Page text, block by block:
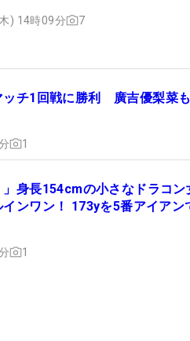
) 14時09分 7
ッチ1回戦に勝利 廣吉優梨菜
1
」身長154cmの小さなドラコ
ンワン！ 173yを5番アイアン
1